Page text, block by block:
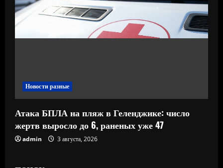
Новости разные
Атака БПЛА на пляж в Геленджике: число
жертв выросло до 6, раненых уже 47
admin 3 августа, 2026